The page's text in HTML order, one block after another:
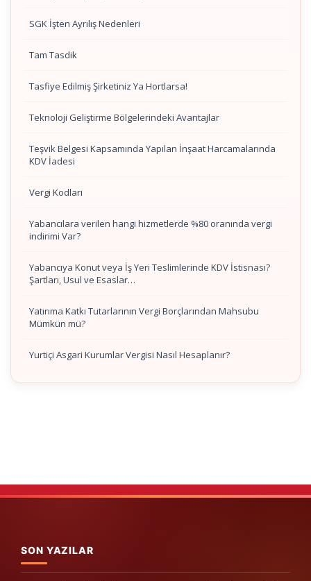
SGK İşten Ayrılış Nedenleri
Tam Tasdik
Tasfiye Edilmiş Şirketiniz Ya Hortlarsa!
Teknoloji Geliştirme Bölgelerindeki Avantajlar
Teşvik Belgesi Kapsamında Yapılan İnşaat Harcamalarında
KDV İadesi
Vergi Kodları
Yabancılara verilen hangi hizmetlerde %80 oranında vergi
indirimi Var?
Yabancıya Konut veya İş Yeri Teslimlerinde KDV İstisnası?
Şartları, Usul ve Esaslar…
Yatırıma Katkı Tutarlarının Vergi Borçlarından Mahsubu
Mümkün mü?
Yurtiçi Asgari Kurumlar Vergisi Nasıl Hesaplanır?
SON YAZILAR